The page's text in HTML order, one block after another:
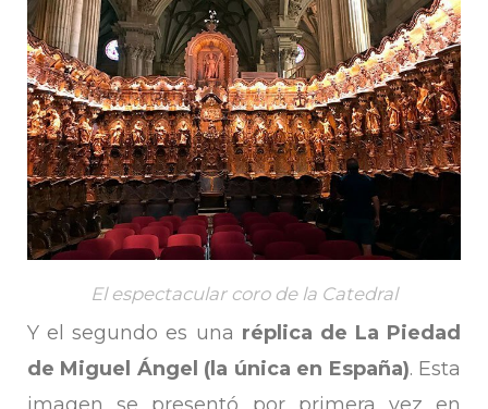
El espectacular coro de la Catedral
Y el segundo es una réplica de La Piedad
de Miguel Ángel (la única en España). Esta